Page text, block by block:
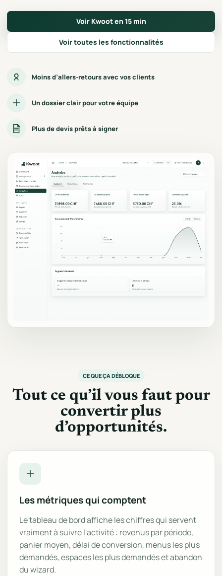
Voir Kwoot en 15 min
Voir toutes les fonctionnalités
Moins d’allers-retours avec vos clients
Un dossier clair pour votre équipe
Plus de devis prêts à signer
CE QUE ÇA DÉBLOQUE
Tout ce qu’il vous faut pour
convertir plus
d’opportunités.
Les métriques qui comptent
Le tableau de bord affiche les chiffres qui servent
vraiment à suivre l'activité : revenus par période,
panier moyen, délai de conversion, menus les plus
demandés, espaces les plus demandés et abandon
du wizard.